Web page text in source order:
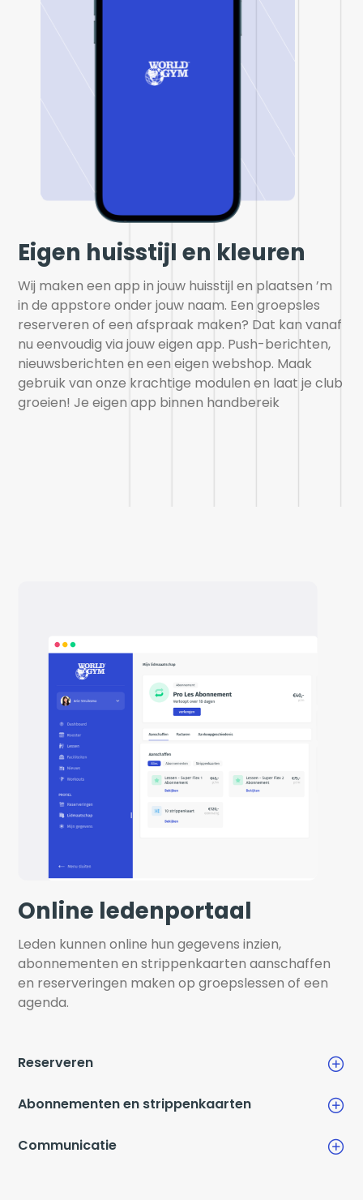
Eigen huisstijl en kleuren
Wij maken een app in jouw huisstijl en plaatsen ’m
in de appstore onder jouw naam. Een groepsles
reserveren of een afspraak maken? Dat kan vanaf
nu eenvoudig via jouw eigen app. Push-berichten,
nieuwsberichten en een eigen webshop. Maak
gebruik van onze krachtige modulen en laat je club
groeien! Je eigen app binnen handbereik
Online ledenportaal
Leden kunnen online hun gegevens inzien,
abonnementen en strippenkaarten aanschaffen
en reserveringen maken op groepslessen of een
agenda.
Reserveren
Abonnementen en strippenkaarten
Communicatie